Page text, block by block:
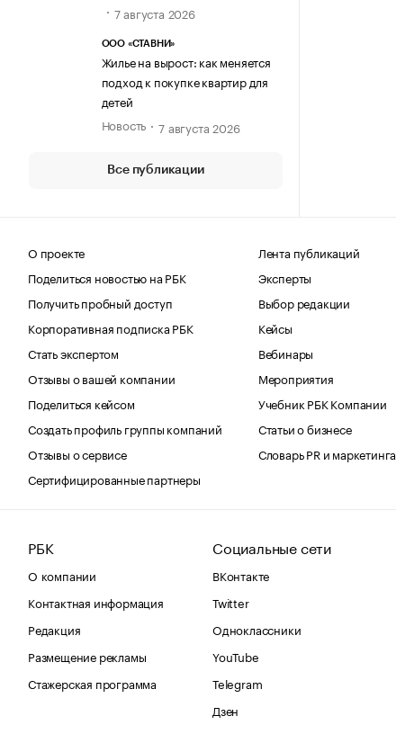
7 августа 2026
ООО «СТАВНИ»
Жилье на вырост: как меняется
подход к покупке квартир для
детей
Новость
7 августа 2026
Все публикации
О проекте
Поделиться новостью на РБК
Получить пробный доступ
Корпоративная подписка РБК
Стать экспертом
Отзывы о вашей компании
Поделиться кейсом
Создать профиль группы компаний
Отзывы о сервисе
Сертифицированные партнеры
Лента публикаций
Эксперты
Выбор редакции
Кейсы
Вебинары
Мероприятия
Учебник РБК Компании
Статьи о бизнесе
Словарь PR и маркетинга
РБК
О компании
Контактная информация
Редакция
Размещение рекламы
Стажерская программа
Социальные сети
ВКонтакте
Twitter
Одноклассники
YouTube
Telegram
Дзен